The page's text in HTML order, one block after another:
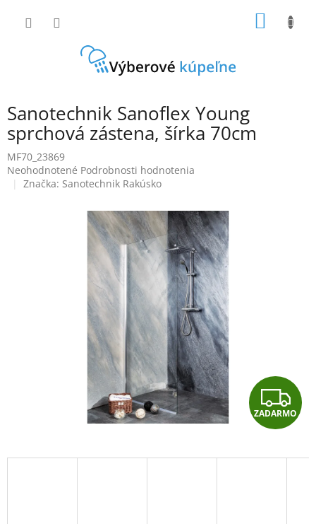
Sanotechnik Sanoflex Young
sprchová zástena, šírka 70cm
MF70_23869
Priemerné
hodnotenie
Neohodnotené Podrobnosti hodnotenia
Značka: Sanotechnik Rakúsko
Z
A
D
ZADARMO